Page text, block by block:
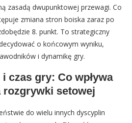
zasadą dwupunktowej przewagi. Co
zmiana stron boiska zaraz po
8. punkt. To strategiczny
o końcowym wyniku,
i dynamikę gry.
czas gry: Co wpływa
rozgrywki setowej
do wielu innych dyscyplin